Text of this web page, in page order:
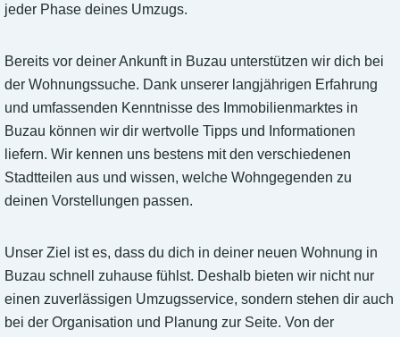
jeder Phase deines Umzugs.
Bereits vor deiner Ankunft in Buzau unterstützen wir dich bei
der Wohnungssuche. Dank unserer langjährigen Erfahrung
und umfassenden Kenntnisse des Immobilienmarktes in
Buzau können wir dir wertvolle Tipps und Informationen
liefern. Wir kennen uns bestens mit den verschiedenen
Stadtteilen aus und wissen, welche Wohngegenden zu
deinen Vorstellungen passen.
Unser Ziel ist es, dass du dich in deiner neuen Wohnung in
Buzau schnell zuhause fühlst. Deshalb bieten wir nicht nur
einen zuverlässigen Umzugsservice, sondern stehen dir auch
bei der Organisation und Planung zur Seite. Von der